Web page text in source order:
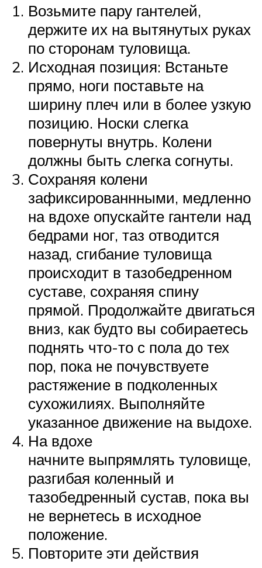
Возьмите пару гантелей,
держите их на вытянутых руках
по сторонам туловища.
Исходная позиция: Встаньте
прямо, ноги поставьте на
ширину плеч или в более узкую
позицию. Носки слегка
повернуты внутрь. Колени
должны быть слегка согнуты.
Сохраняя колени
зафиксированнными, медленно
на вдохе опускайте гантели над
бедрами ног, таз отводится
назад, сгибание туловища
происходит в тазобедренном
суставе, сохраняя спину
прямой. Продолжайте двигаться
вниз, как будто вы собираетесь
поднять что-то с пола до тех
пор, пока не почувствуете
растяжение в подколенных
сухожилиях. Выполняйте
указанное движение на выдохе.
На вдохе
начните выпрямлять туловище,
разгибая коленный и
тазобедренный сустав, пока вы
не вернетесь в исходное
положение.
Повторите эти действия